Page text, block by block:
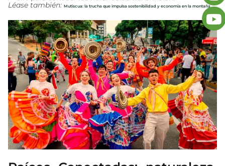
Léase también:Mutiscua: la trucha que impulsa sostenibilidad y economía en la montaña